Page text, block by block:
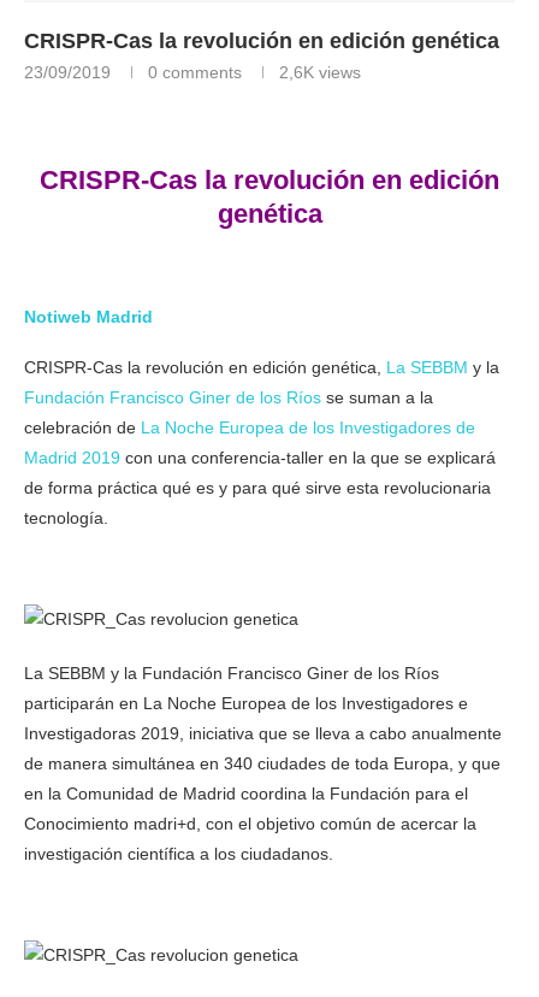
CRISPR-Cas la revolución en edición genética
23/09/2019 0 comments 2,6K views
CRISPR-Cas la revolución en edición
genética
Notiweb Madrid
CRISPR-Cas la revolución en edición genética, La SEBBM y la
Fundación Francisco Giner de los Ríos se suman a la
celebración de La Noche Europea de los Investigadores de
Madrid 2019 con una conferencia-taller en la que se explicará
de forma práctica qué es y para qué sirve esta revolucionaria
tecnología.
La SEBBM y la Fundación Francisco Giner de los Ríos
participarán en La Noche Europea de los Investigadores e
Investigadoras 2019, iniciativa que se lleva a cabo anualmente
de manera simultánea en 340 ciudades de toda Europa, y que
en la Comunidad de Madrid coordina la Fundación para el
Conocimiento madri+d, con el objetivo común de acercar la
investigación científica a los ciudadanos.